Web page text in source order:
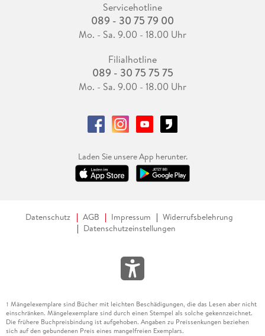
Servicehotline
089 - 30 75 79 00
Mo. - Sa. 9.00 - 18.00 Uhr
Filialhotline
089 - 30 75 75 75
Mo. - Sa. 9.00 - 18.00 Uhr
Laden Sie unsere App herunter.
Datenschutz AGB Impressum
Widerrufsbelehrung
Datenschutzeinstellungen
1 Mängelexemplare sind Bücher mit leichten Beschädigungen, die das Lesen aber nicht
einschränken. Mängelexemplare sind durch einen Stempel als solche gekennzeichnet.
Die frühere Buchpreisbindung ist aufgehoben. Angaben zu Preissenkungen beziehen
sich auf den gebundenen Preis eines mangelfreien Exemplars.